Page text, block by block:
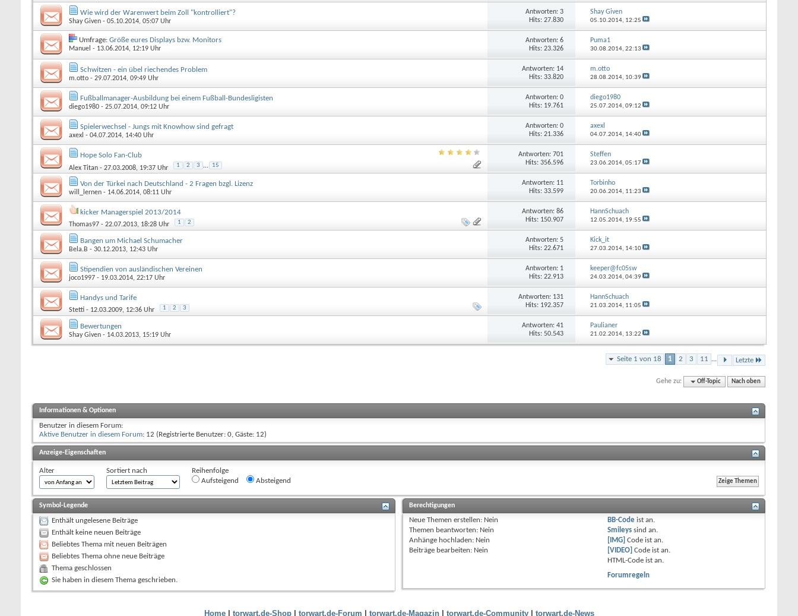
Wie wird der Warenwert beim Zoll "kontrolliert"?
Shay Given - 05.10.2014, 05:07 Uhr
Antworten: 3
Hits: 27.830
Shay Given
05.10.2014, 12:25
Umfrage: Größe eures Displays bzw. Monitors
Manuel - 13.06.2014, 12:19 Uhr
Antworten: 6
Hits: 23.326
Puma1
30.08.2014, 22:13
Schwitzen - ein übel riechendes Problem
m.otto - 29.07.2014, 09:49 Uhr
Antworten: 14
Hits: 33.820
m.otto
28.08.2014, 10:39
Fußballmanager-Ausbildung bei einem Fußball-Bundesligisten
diego1980 - 25.07.2014, 09:12 Uhr
Antworten: 0
Hits: 19.761
diego1980
25.07.2014, 09:12
Spielerwechsel - Jungs mit Knowhow sind gefragt
axexl - 04.07.2014, 14:40 Uhr
Antworten: 0
Hits: 21.336
axexl
04.07.2014, 14:40
Hope Solo Fan-Club
Alex Titan - 27.03.2008, 19:37 Uhr 1 2 3 ... 15
Antworten: 701
Hits: 356.596
Steffen
23.06.2014, 05:17
Von der Türkei nach Deutschland - 2 Fragen bzgl. Lizenz
will_lernen - 14.06.2014, 08:11 Uhr
Antworten: 11
Hits: 33.599
Torbinho
20.06.2014, 11:23
kicker Managerspiel 2013/2014
Thomas97 - 22.07.2013, 18:28 Uhr 1 2
Antworten: 86
Hits: 150.907
HannSchuach
12.05.2014, 19:55
Bangen um Michael Schumacher
Bela.B - 30.12.2013, 12:43 Uhr
Antworten: 5
Hits: 22.671
Kick_it
27.03.2014, 14:10
Stipendien von ausländischen Vereinen
joco1997 - 19.03.2014, 22:17 Uhr
Antworten: 1
Hits: 22.913
keeper@fc05sw
24.03.2014, 04:39
Handys und Tarife
Stetti - 12.03.2009, 12:36 Uhr 1 2 3
Antworten: 131
Hits: 192.357
HannSchuach
21.03.2014, 11:05
Bewertungen
Shay Given - 14.03.2013, 15:19 Uhr
Antworten: 41
Hits: 50.543
Paulianer
21.02.2014, 13:22
Seite 1 von 18 1 2 3 11 ... Letzte
Gehe zu: Off-Topic Nach oben
Informationen & Optionen
Benutzer in diesem Forum:
Aktive Benutzer in diesem Forum: 12 (Registrierte Benutzer: 0, Gäste: 12)
Anzeige-Eigenschaften
Alter Sortiert nach
Reihenfolge
Aufsteigend
Absteigend
Symbol-Legende
Enthält ungelesene Beiträge
Enthält keine neuen Beiträge
Beliebtes Thema mit neuen Beiträgen
Beliebtes Thema ohne neue Beiträge
Thema geschlossen
Sie haben in diesem Thema geschrieben.
Berechtigungen
Neue Themen erstellen: Nein
Themen beantworten: Nein
Anhänge hochladen: Nein
Beiträge bearbeiten: Nein
BB-Code istan.
Smileys sindan.
[IMG] Code istan.
[VIDEO] Code istan.
HTML-Code istan.
Forumregeln
Home| torwart.de-Shop| torwart.de-Forum torwart.de-Magazin| torwart.de-Community| torwart.de-News